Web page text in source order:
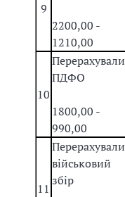
9
2200,00 -
1210,00
10
Перерахували
ПДФО
1800,00 -
990,00
11
Перерахували
військовий
збір